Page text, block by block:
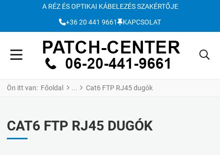
A RÉZ ÉS OPTIKAI KÁBELEZÉS SZAKÉRTŐJE
+36 20 441 9661 KAPCSOLAT
Ön itt van: Főoldal Cat6 FTP RJ45 dugók
CAT6 FTP RJ45 DUGÓK